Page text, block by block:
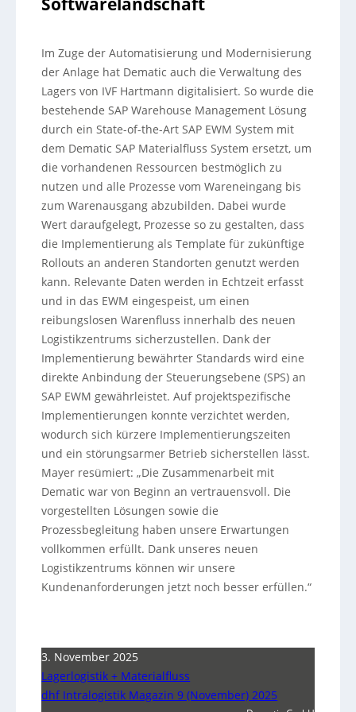
Im Zuge der Automatisierung und Modernisierung
der Anlage hat Dematic auch die Verwaltung des
Lagers von IVF Hartmann digitalisiert. So wurde die
bestehende SAP Warehouse Management Lösung
durch ein State-of-the-Art SAP EWM System mit
dem Dematic SAP Materialfluss System ersetzt, um
die vorhandenen Ressourcen bestmöglich zu
nutzen und alle Prozesse vom Wareneingang bis
zum Warenausgang abzubilden. Dabei wurde
Wert daraufgelegt, Prozesse so zu gestalten, dass
die Implementierung als Template für zukünftige
Rollouts an anderen Standorten genutzt werden
kann. Relevante Daten werden in Echtzeit erfasst
und in das EWM eingespeist, um einen
reibungslosen Warenfluss innerhalb des neuen
Logistikzentrums sicherzustellen. Dank der
Implementierung bewährter Standards wird eine
direkte Anbindung der Steuerungsebene (SPS) an
SAP EWM gewährleistet. Auf projektspezifische
Implementierungen konnte verzichtet werden,
wodurch sich kürzere Implementierungszeiten
und ein störungsarmer Betrieb sicherstellen lässt.
Mayer resümiert: „Die Zusammenarbeit mit
Dematic war von Beginn an vertrauensvoll. Die
vorgestellten Lösungen sowie die
Prozessbegleitung haben unsere Erwartungen
vollkommen erfüllt. Dank unseres neuen
Logistikzentrums können wir unsere
Kundenanforderungen jetzt noch besser erfüllen.“
3. November 2025
Lagerlogistik + Materialfluss
dhf Intralogistik Magazin 9 (November) 2025